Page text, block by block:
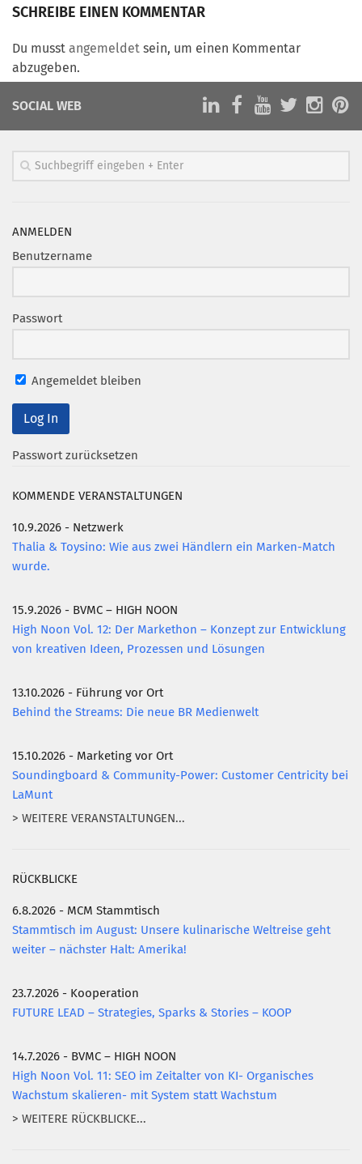
Marketing Pioniere
MarketingFrauen
Münchner Marketingpreis
Mentoring
Bundesverband Marketing Clubs
CLUB-KOMMUNIKATION
MCM Club TV
PODCAST
AKTUELLES
SCHREIBE EINEN KOMMENTAR
Du musst angemeldet sein, um einen Kommentar
abzugeben.
SOCIAL WEB
ANMELDEN
Benutzername
Passwort
Angemeldet bleiben
Passwort zurücksetzen
KOMMENDE VERANSTALTUNGEN
10.9.2026 - Netzwerk
Thalia & Toysino: Wie aus zwei Händlern ein Marken-Match
wurde.
15.9.2026 - BVMC – HIGH NOON
High Noon Vol. 12: Der Markethon – Konzept zur Entwicklung
von kreativen Ideen, Prozessen und Lösungen
13.10.2026 - Führung vor Ort
Behind the Streams: Die neue BR Medienwelt
15.10.2026 - Marketing vor Ort
Soundingboard & Community-Power: Customer Centricity bei
LaMunt
> WEITERE VERANSTALTUNGEN...
RÜCKBLICKE
6.8.2026 - MCM Stammtisch
Stammtisch im August: Unsere kulinarische Weltreise geht
weiter – nächster Halt: Amerika!
23.7.2026 - Kooperation
FUTURE LEAD – Strategies, Sparks & Stories – KOOP
14.7.2026 - BVMC – HIGH NOON
High Noon Vol. 11: SEO im Zeitalter von KI- Organisches
Wachstum skalieren- mit System statt Wachstum
> WEITERE RÜCKBLICKE...